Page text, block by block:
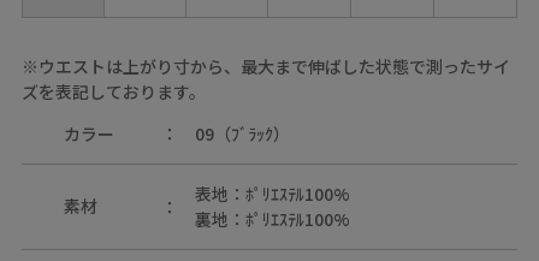
※ウエストは上がり寸から、最大まで伸ばした状態で測ったサイ
ズを表記しております。
カラー
09（ﾌﾞﾗｯｸ）
素材
表地：ﾎﾟﾘｴｽﾃﾙ100%
裏地：ﾎﾟﾘｴｽﾃﾙ100%